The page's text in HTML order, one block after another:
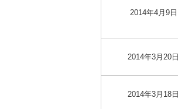
2014年4月9日
2014年3月20日
2014年3月18日